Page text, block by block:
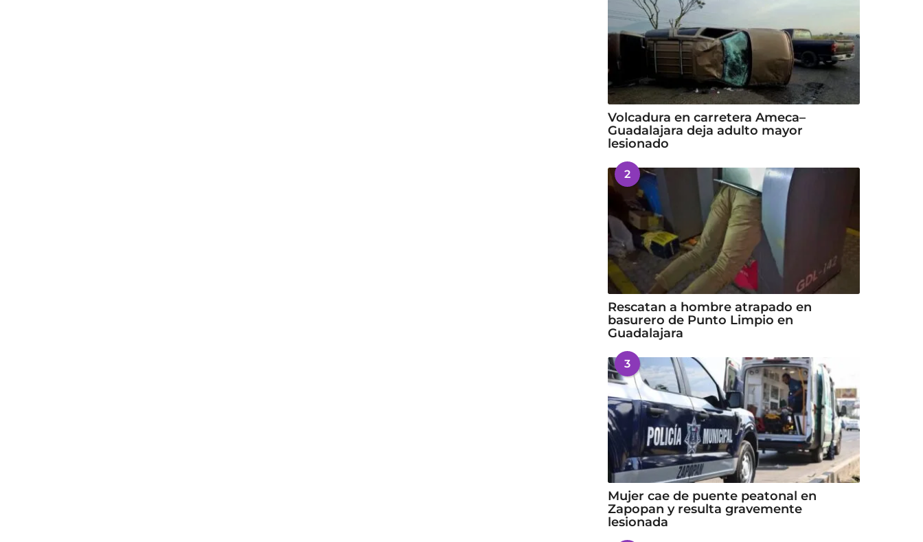
Volcadura en carretera Ameca–
Guadalajara deja adulto mayor
lesionado
2
Rescatan a hombre atrapado en
basurero de Punto Limpio en
Guadalajara
3
Mujer cae de puente peatonal en
Zapopan y resulta gravemente
lesionada